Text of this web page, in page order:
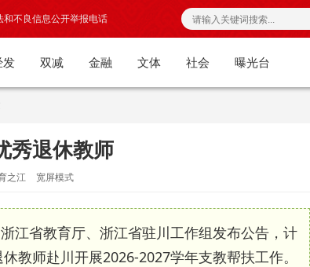
和不良信息公开举报电话
发 双减 金融 文体 社会 曝光台
秀退休教师
之江 宽屏模式
江省教育厅、浙江省驻川工作组发布公告，计
教师赴川开展2026-2027学年支教帮扶工作。